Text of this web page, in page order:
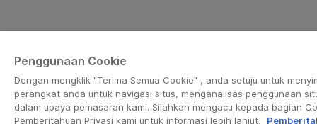
Penggunaan Cookie
Dengan mengklik "Terima Semua Cookie" , anda setuju untuk
perangkat anda untuk navigasi situs, menganalisas penggunaan
dalam upaya pemasaran kami. Silahkan mengacu kepada bagian
Pemberitahuan Privasi kami untuk informasi lebih lanjut.